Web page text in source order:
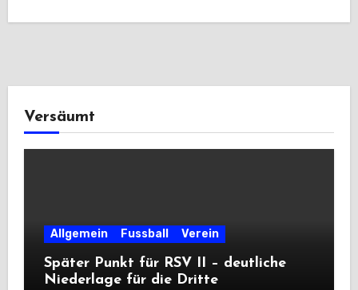
Versäumt
Allgemein Fussball Verein
Später Punkt für RSV II – deutliche
Niederlage für die Dritte